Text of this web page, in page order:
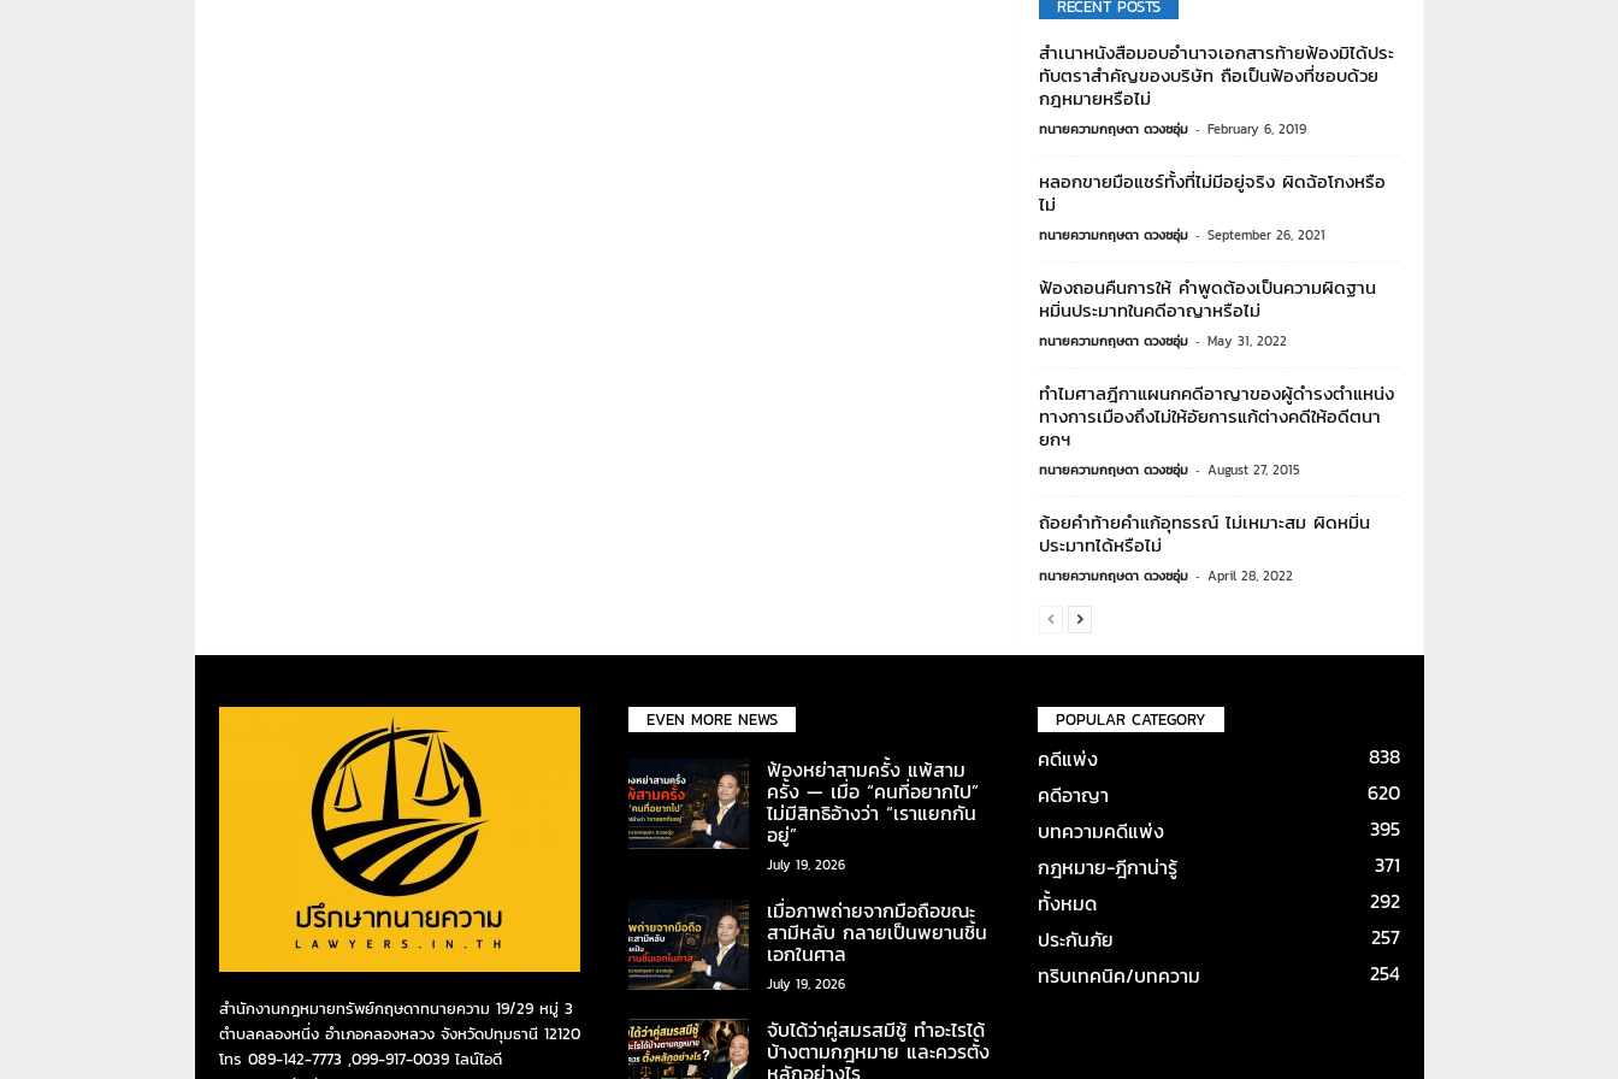
RECENT POSTS
สําเนาหนังสือมอบอํานาจเอกสารท้ายฟ้องมิได้ประ
ทับตราสําคัญของบริษัท ถือเป็นฟ้องที่ชอบด้วย
กฎหมายหรือไม่
ทนายความกฤษดา ดวงชอุ่ม - February 6, 2019
หลอกขายมือแชร์ทั้งที่ไม่มีอยู่จริง ผิดฉ้อโกงหรือ
ไม่
ทนายความกฤษดา ดวงชอุ่ม - September 26, 2021
ฟ้องถอนคืนการให้ คำพูดต้องเป็นความผิดฐาน
หมิ่นประมาทในคดีอาญาหรือไม่
ทนายความกฤษดา ดวงชอุ่ม - May 31, 2022
ทำไมศาลฎีกาแผนกคดีอาญาของผู้ดำรงตำแหน่ง
ทางการเมืองถึงไม่ให้อัยการแก้ต่างคดีให้อดีตนา
ยกฯ
ทนายความกฤษดา ดวงชอุ่ม - August 27, 2015
ถ้อยคำท้ายคำแก้อุทธรณ์ ไม่เหมาะสม ผิดหมิ่น
ประมาทได้หรือไม่
ทนายความกฤษดา ดวงชอุ่ม - April 28, 2022
สำนักงานกฎหมายทรัพย์กฤษดาทนายความ 19/29 หมู่ 3
ตำบลคลองหนึ่ง อำเภอคลองหลวง จังหวัดปทุมธานี 12120
โทร 089-142-7773 ,099-917-0039 ไลน์ไอดี
EVEN MORE NEWS
ฟ้องหย่าสามครั้ง แพ้สาม
ครั้ง — เมื่อ “คนที่อยากไป”
ไม่มีสิทธิอ้างว่า “เราแยกกัน
อยู่”
July 19, 2026
เมื่อภาพถ่ายจากมือถือขณะ
สามีหลับ กลายเป็นพยานชิ้น
เอกในศาล
July 19, 2026
จับได้ว่าคู่สมรสมีชู้ ทำอะไรได้
บ้างตามกฎหมาย และควรตั้ง
หลักอย่างไร
POPULAR CATEGORY
คดีแพ่ง
838
คดีอาญา
620
บทความคดีแพ่ง
395
กฎหมาย-ฎีกาน่ารู้
371
ทั้งหมด
292
ประกันภัย
257
ทริบเทคนิค/บทความ
254